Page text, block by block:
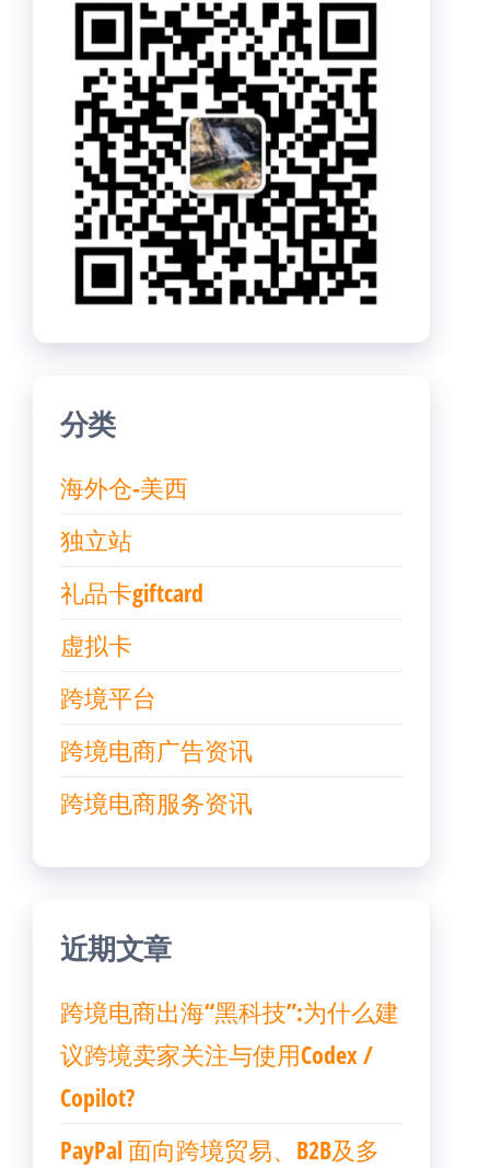
分类
海外仓-美西
独立站
礼品卡giftcard
虚拟卡
跨境平台
跨境电商广告资讯
跨境电商服务资讯
近期文章
跨境电商出海“黑科技”:为什么建
议跨境卖家关注与使用Codex /
Copilot?
PayPal 面向跨境贸易、B2B及多